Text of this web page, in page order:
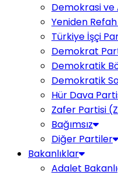
Demokrasi ve
Yeniden
Türkiye İşçi
Demokrat
Demokratik
Demokratik
Hür Dava
Zafer Partisi
Bağımsız
Diğer Partiler
Bakanlıklar
Adalet